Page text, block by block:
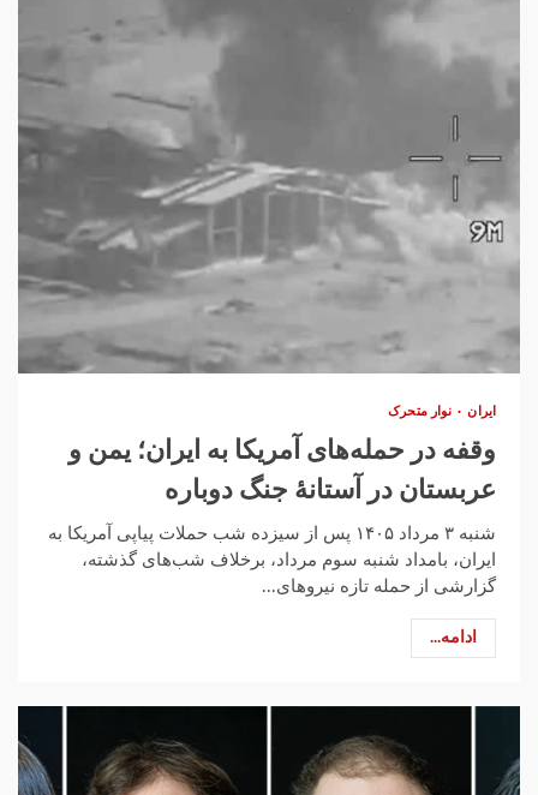
ایران نوار متحرک
وقفه در حمله‌های آمریکا به ایران؛ یمن و
عربستان در آستانهٔ جنگ دوباره
شنبه ۳ مرداد ۱۴۰۵ پس از سیزده شب حملات پیاپی آمریکا به
ایران، بامداد شنبه سوم مرداد، برخلاف شب‌های گذشته،
گزارشی از حمله تازه نیروهای...
ادامه...